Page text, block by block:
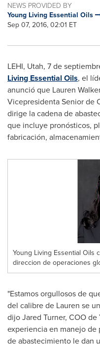
NEWS PROVIDED BY
Young Living Essential Oils
Sep 07, 2016, 02:01 ET
LEHI, Utah, 7 de
Living Essential Oils, el
anunció que Lauren
Vicepresidenta Senior de
dirige la cadena de
que incluye pronósticos,
fabricación,
Young Living Essential Oils
direccion de operaciones
"Estamos orgullosos de
del calibre de Lauren se
dijoJared Turner, COO de
experiencia en manejo
de abastecimiento le dan